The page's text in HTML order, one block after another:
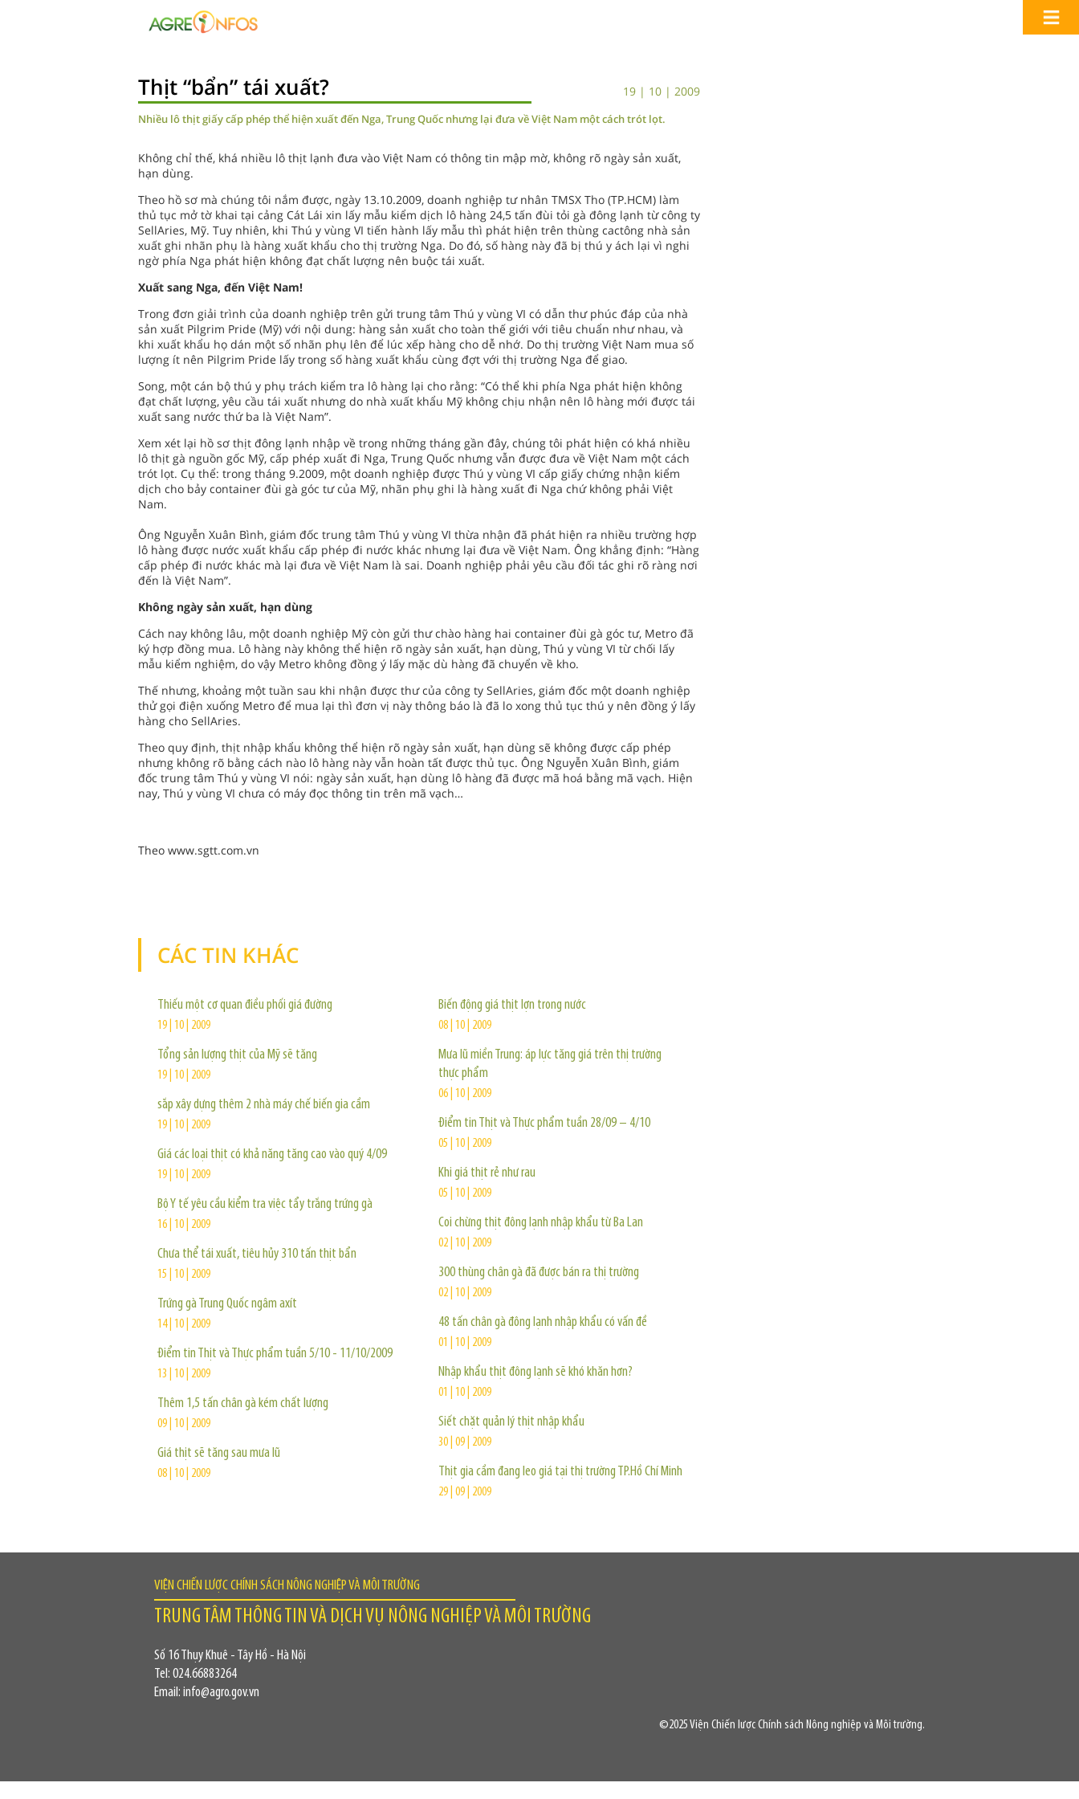
Thịt “bẩn” tái xuất? 19 | 10 | 2009
Nhiều lô thịt giấy cấp phép thể hiện xuất đến Nga, Trung Quốc nhưng lại đưa về Việt Nam một cách trót lọt.
Không chỉ thế, khá nhiều lô thịt lạnh đưa vào Việt Nam có thông tin mập mờ, không rõ ngày sản xuất,
hạn dùng.
Theo hồ sơ mà chúng tôi nắm được, ngày 13.10.2009, doanh nghiệp tư nhân TMSX Tho (TP.HCM) làm
thủ tục mở tờ khai tại cảng Cát Lái xin lấy mẫu kiểm dịch lô hàng 24,5 tấn đùi tỏi gà đông lạnh từ công ty
SellAries, Mỹ. Tuy nhiên, khi Thú y vùng VI tiến hành lấy mẫu thì phát hiện trên thùng cactông nhà sản
xuất ghi nhãn phụ là hàng xuất khẩu cho thị trường Nga. Do đó, số hàng này đã bị thú y ách lại vì nghi
ngờ phía Nga phát hiện không đạt chất lượng nên buộc tái xuất.
Xuất sang Nga, đến Việt Nam!
Trong đơn giải trình của doanh nghiệp trên gửi trung tâm Thú y vùng VI có dẫn thư phúc đáp của nhà
sản xuất Pilgrim Pride (Mỹ) với nội dung: hàng sản xuất cho toàn thế giới với tiêu chuẩn như nhau, và
khi xuất khẩu họ dán một số nhãn phụ lên để lúc xếp hàng cho dễ nhớ. Do thị trường Việt Nam mua số
lượng ít nên Pilgrim Pride lấy trong số hàng xuất khẩu cùng đợt với thị trường Nga để giao.
Song, một cán bộ thú y phụ trách kiểm tra lô hàng lại cho rằng: “Có thể khi phía Nga phát hiện không
đạt chất lượng, yêu cầu tái xuất nhưng do nhà xuất khẩu Mỹ không chịu nhận nên lô hàng mới được tái
xuất sang nước thứ ba là Việt Nam”.
Xem xét lại hồ sơ thịt đông lạnh nhập về trong những tháng gần đây, chúng tôi phát hiện có khá nhiều
lô thịt gà nguồn gốc Mỹ, cấp phép xuất đi Nga, Trung Quốc nhưng vẫn được đưa về Việt Nam một cách
trót lọt. Cụ thể: trong tháng 9.2009, một doanh nghiệp được Thú y vùng VI cấp giấy chứng nhận kiểm
dịch cho bảy container đùi gà góc tư của Mỹ, nhãn phụ ghi là hàng xuất đi Nga chứ không phải Việt
Nam.
Ông Nguyễn Xuân Bình, giám đốc trung tâm Thú y vùng VI thừa nhận đã phát hiện ra nhiều trường hợp
lô hàng được nước xuất khẩu cấp phép đi nước khác nhưng lại đưa về Việt Nam. Ông khẳng định: “Hàng
cấp phép đi nước khác mà lại đưa về Việt Nam là sai. Doanh nghiệp phải yêu cầu đối tác ghi rõ ràng nơi
đến là Việt Nam”.
Không ngày sản xuất, hạn dùng
Cách nay không lâu, một doanh nghiệp Mỹ còn gửi thư chào hàng hai container đùi gà góc tư, Metro đã
ký hợp đồng mua. Lô hàng này không thể hiện rõ ngày sản xuất, hạn dùng, Thú y vùng VI từ chối lấy
mẫu kiểm nghiệm, do vậy Metro không đồng ý lấy mặc dù hàng đã chuyển về kho.
Thế nhưng, khoảng một tuần sau khi nhận được thư của công ty SellAries, giám đốc một doanh nghiệp
thử gọi điện xuống Metro để mua lại thì đơn vị này thông báo là đã lo xong thủ tục thú y nên đồng ý lấy
hàng cho SellAries.
Theo quy định, thịt nhập khẩu không thể hiện rõ ngày sản xuất, hạn dùng sẽ không được cấp phép
nhưng không rõ bằng cách nào lô hàng này vẫn hoàn tất được thủ tục. Ông Nguyễn Xuân Bình, giám
đốc trung tâm Thú y vùng VI nói: ngày sản xuất, hạn dùng lô hàng đã được mã hoá bằng mã vạch. Hiện
nay, Thú y vùng VI chưa có máy đọc thông tin trên mã vạch…
Theo www.sgtt.com.vn
CÁC TIN KHÁC
Thiếu một cơ quan điều phối giá đường
19 | 10 | 2009
Tổng sản lượng thịt của Mỹ sẽ tăng
19 | 10 | 2009
sắp xây dựng thêm 2 nhà máy chế biến gia cầm
19 | 10 | 2009
Giá các loại thịt có khả năng tăng cao vào quý 4/09
19 | 10 | 2009
Bộ Y tế yêu cầu kiểm tra việc tẩy trắng trứng gà
16 | 10 | 2009
Chưa thể tái xuất, tiêu hủy 310 tấn thịt bẩn
15 | 10 | 2009
Trứng gà Trung Quốc ngâm axít
14 | 10 | 2009
Điểm tin Thịt và Thực phẩm tuần 5/10 - 11/10/2009
13 | 10 | 2009
Thêm 1,5 tấn chân gà kém chất lượng
09 | 10 | 2009
Giá thịt sẽ tăng sau mưa lũ
08 | 10 | 2009
Biến động giá thịt lợn trong nước
08 | 10 | 2009
Mưa lũ miền Trung: áp lực tăng giá trên thị trường
thực phẩm
06 | 10 | 2009
Điểm tin Thịt và Thực phẩm tuần 28/09 – 4/10
05 | 10 | 2009
Khi giá thịt rẻ như rau
05 | 10 | 2009
Coi chừng thịt đông lạnh nhập khẩu từ Ba Lan
02 | 10 | 2009
300 thùng chân gà đã được bán ra thị trường
02 | 10 | 2009
48 tấn chân gà đông lạnh nhập khẩu có vấn đề
01 | 10 | 2009
Nhập khẩu thịt đông lạnh sẽ khó khăn hơn?
01 | 10 | 2009
Siết chặt quản lý thịt nhập khẩu
30 | 09 | 2009
Thịt gia cầm đang leo giá tại thị trường TP.Hồ Chí Minh
29 | 09 | 2009
VIỆN CHIẾN LƯỢC CHÍNH SÁCH NÔNG NGHIỆP VÀ MÔI TRƯỜNG
TRUNG TÂM THÔNG TIN VÀ DỊCH VỤ NÔNG NGHIỆP VÀ MÔI TRƯỜNG
Số 16 Thụy Khuê - Tây Hồ - Hà Nội
Tel: 024.66883264
Email: info@agro.gov.vn
©2025 Viện Chiến lược Chính sách Nông nghiệp và Môi trường.